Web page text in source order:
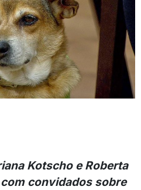
Kotscho e Roberta
convidados sobre